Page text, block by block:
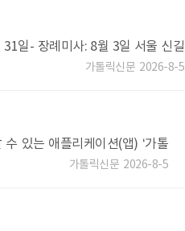
일- 장례미사: 8월 3일 서울 신길
가톨릭신문 2026-8-5
있는 애플리케이션(앱) ‘가톨
모두 무료로 이용할 수 있다.가
가톨릭신문 2026-8-5